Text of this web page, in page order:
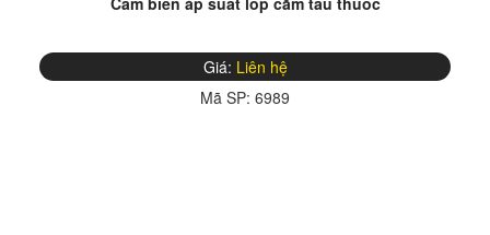
Giá: Liên hệ
Mã SP: 6989